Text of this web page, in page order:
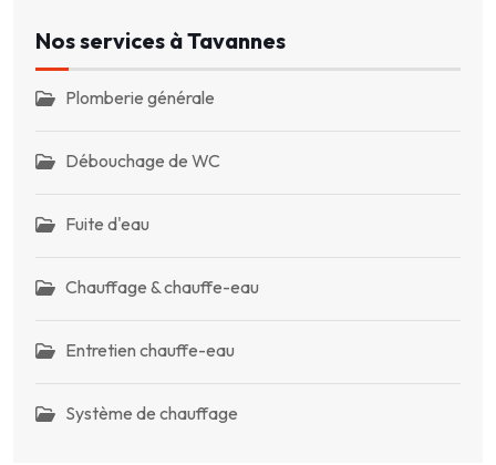
Nos services à Tavannes
Plomberie générale
Débouchage de WC
Fuite d'eau
Chauffage & chauffe-eau
Entretien chauffe-eau
Système de chauffage